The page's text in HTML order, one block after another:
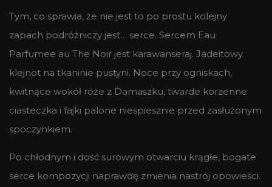
Tym, co sprawia, że nie jest to po prostu kolejny
zapach podróżniczy jest… serce. Sercem Eau
Parfumee au The Noir jest karawanseraj. Jadeitowy
klejnot na tkaninie pustyni. Noce przy ogniskach,
kwitnące wokół róże z Damaszku, twarde korzenne
ciasteczka i fajki palone niespiesznie przed zasłużonym
spoczynkiem.
Po chłodnym i dość surowym otwarciu krągłe, bogate
serce kompozycji naprawdę zmienia nastrój opowieści.